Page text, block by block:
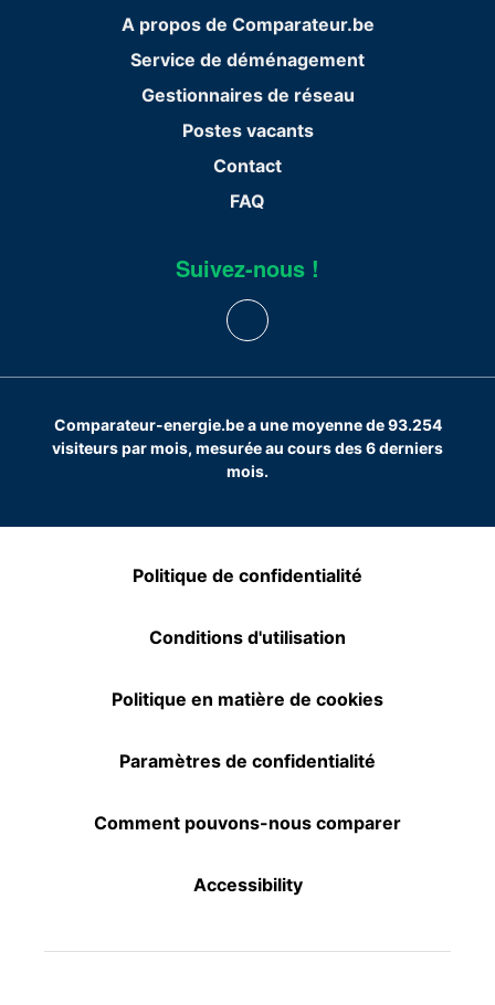
A propos de Comparateur.be
Service de déménagement
Gestionnaires de réseau
Postes vacants
Contact
FAQ
Suivez-nous !
Comparateur-energie.be a une moyenne de 93.254
visiteurs par mois, mesurée au cours des 6 derniers
mois.
Politique de confidentialité
Conditions d'utilisation
Politique en matière de cookies
Paramètres de confidentialité
Comment pouvons-nous comparer
Accessibility